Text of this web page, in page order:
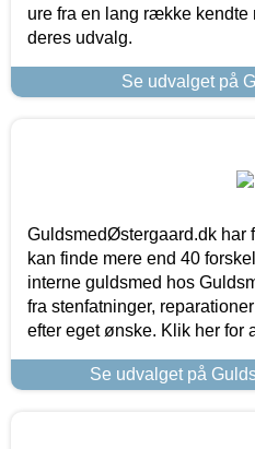
ure fra en lang række
deres udvalg.
Se udvalget på
GuldsmedØstergaard.dk har
kan finde mere end 40
interne guldsmed hos
fra stenfatninger,
efter eget ønske. Klik her for
Se udvalget på